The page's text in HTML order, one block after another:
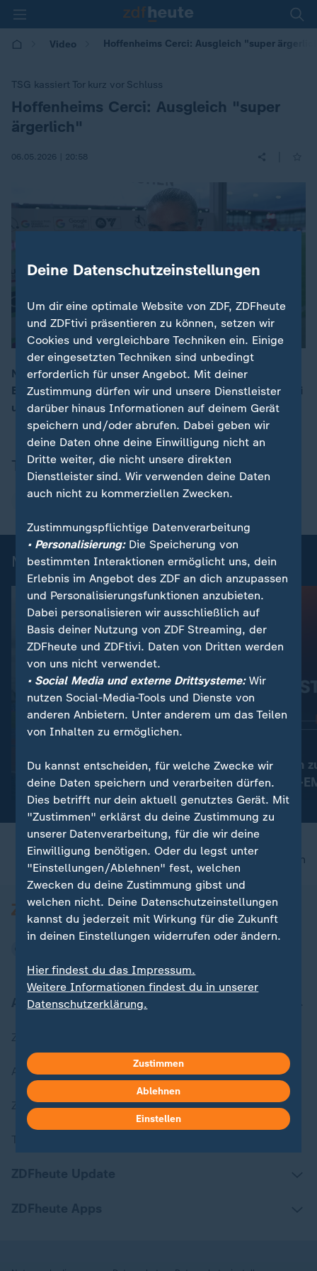
Video Hoffenheims Cerci: Ausgleich "super
TSG kassiert Tor kurz vor Schluss
:Hoffenheims Cerci: Ausgleich "super
ärgerlich"
06.05.2026 | 20:58
00:15
Nach dem Frauen-Bundesliga-Spiel zwischen dem FC
Bayern und der TSG Hoffenheim sprechen Selina Cerci
und Franziska Kett im ZDF-Interview.
Themen
FC Bayern München TSG 1899 Hoffenheim
Mehr News aus dem Sport
10. bis 16. August in Birmingham
Alle Wettkämpfe der
Leichtathletik-EM im
Überblick
mit Video28:29
Das muss man
Leichtathletik-
wissen
nach oben
Aktuell bei ZDFheute
Aktuelle Sendungs-Videos
ZDFheute Stories
Deine Datenschutzeinstellungen
Um dir eine optimale Website von ZDF, ZDFheute
und ZDFtivi präsentieren zu können, setzen wir
Cookies und vergleichbare Techniken ein. Einige
der eingesetzten Techniken sind unbedingt
erforderlich für unser Angebot. Mit deiner
Zustimmung dürfen wir und unsere Dienstleister
darüber hinaus Informationen auf deinem Gerät
speichern und/oder abrufen. Dabei geben wir
deine Daten ohne deine Einwilligung nicht an
Dritte weiter, die nicht unsere direkten
Dienstleister sind. Wir verwenden deine Daten
auch nicht zu kommerziellen Zwecken.
Zustimmungspflichtige Datenverarbeitung
• Personalisierung:Die Speicherung von
bestimmten Interaktionen ermöglicht uns, dein
Erlebnis im Angebot des ZDF an dich anzupassen
und Personalisierungsfunktionen anzubieten.
Dabei personalisieren wir ausschließlich auf
Basis deiner Nutzung von ZDF Streaming, der
ZDFheute und ZDFtivi. Daten von Dritten werden
von uns nicht verwendet.
• Social Media und externe Drittsysteme:Wir
nutzen Social-Media-Tools und Dienste von
anderen Anbietern. Unter anderem um das Teilen
von Inhalten zu ermöglichen.
Du kannst entscheiden, für welche Zwecke wir
deine Daten speichern und verarbeiten dürfen.
Dies betrifft nur dein aktuell genutztes Gerät. Mit
"Zustimmen" erklärst du deine Zustimmung zu
unserer Datenverarbeitung, für die wir deine
Einwilligung benötigen. Oder du legst unter
"Einstellungen/Ablehnen" fest, welchen
Zwecken du deine Zustimmung gibst und
welchen nicht. Deine Datenschutzeinstellungen
kannst du jederzeit mit Wirkung für die Zukunft
in deinen Einstellungen widerrufen oder ändern.
Hier findest du das Impressum.
Weitere Informationen findest du in unserer
Datenschutzerklärung.
Zustimmen
Ablehnen
Einstellen